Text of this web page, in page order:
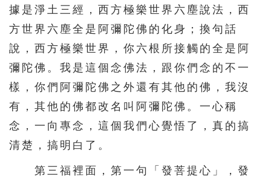
據是淨土三經，西方極樂世界六塵說法，西
方世界六塵全是阿彌陀佛的化身；換句話
說，西方極樂世界，你六根所接觸的全是阿
彌陀佛。我是這個念佛法，跟你們念的不一
樣，你們阿彌陀佛之外還有其他的佛，我沒
有，其他的佛都改名叫阿彌陀佛。一心稱
念，一向專念，這個我們心覺悟了，真的搞
清楚，搞明白了。
第三福裡面，第一句「發菩提心」，發